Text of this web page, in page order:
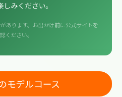
みください。
あります。お出かけ前に公式サイトを
ください。
モデルコース